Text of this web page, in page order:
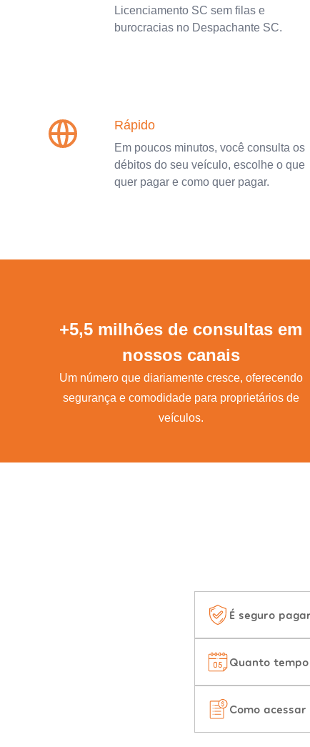
Licenciamento SC sem filas e
burocracias no Despachante SC.
Rápido
Em poucos minutos, você consulta os
débitos do seu veículo, escolhe o que
quer pagar e como quer pagar.
+5,5 milhões de consultas em
nossos canais
Um número que diariamente cresce, oferecendo
segurança e comodidade para proprietários de
veículos.
É seguro
Quanto
Como